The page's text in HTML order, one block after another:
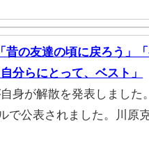
の友達の頃に戻ろう」「
分らにとって、ベスト」
身が解散を発表しました
で公表されました。川原